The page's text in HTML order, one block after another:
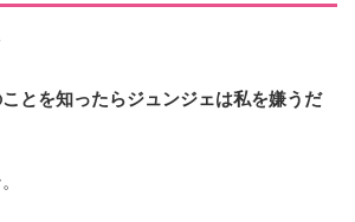
とを知ったらジュンジェは私を嫌うだ